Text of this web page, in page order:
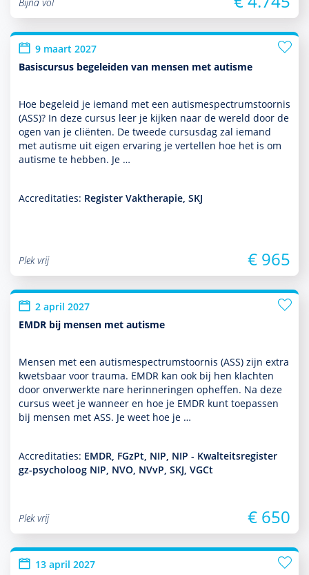
9 maart 2027
Basiscursus begeleiden van mensen met autisme
Hoe bege­leid je iemand met een autisme­spectrum­stoor­nis
(ASS)? In deze cursus leer je kijken naar de wereld door de
ogen van je cliënten. De tweede cursusdag zal iemand
met autisme uit eigen ervaring je vertellen hoe het is om
autisme te hebben. Je …
Accreditaties: Register Vaktherapie, SKJ
Plek vrij € 965
2 april 2027
EMDR bij mensen met autisme
Mensen met een autisme­spectrum­stoor­nis (ASS) zijn extra
kwetsbaar voor trauma. EMDR kan ook bij hen klachten
door onverwerkte nare herinneringen opheffen. Na deze
cursus weet je wanneer en hoe je EMDR kunt toe­pas­sen
bij mensen met ASS. Je weet hoe je …
Accreditaties: EMDR, FGzPt, NIP, NIP - Kwalteitsregister
gz-psycholoog NIP, NVO, NVvP, SKJ, VGCt
Plek vrij € 650
13 april 2027